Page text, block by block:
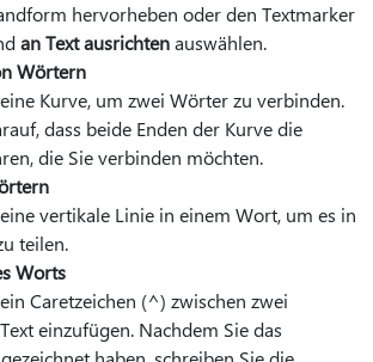
hervorheben oder den Textmarker
an Text ausrichtenauswählen.
Wörtern
Kurve, um zwei Wörter zu verbinden.
dass beide Enden der Kurve die
die Sie verbinden möchten.
vertikale Linie in einem Wort, um es in
teilen.
Worts
Caretzeichen (^) zwischen zwei
einzufügen. Nachdem Sie das